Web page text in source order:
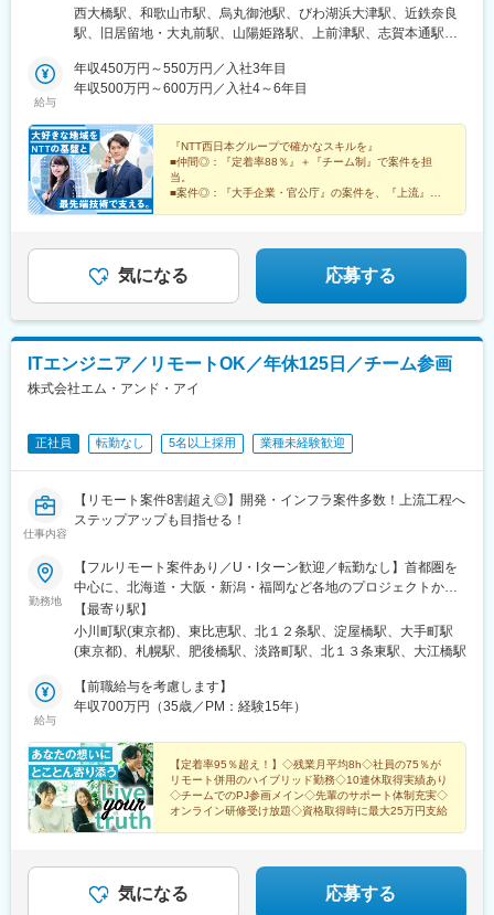
直帰も可能■コンサルティング営業【関西】和歌山・京都・滋賀・
兵庫【東海】静岡・岐阜・三重【北陸】石川・富山【中国】岡
熊本・大分・鹿児島・沖縄■セールスエンジニア（大阪・長崎以
外）【関西】和歌山・京都・滋賀・奈良・兵庫【東海】静岡・岐
【四国】愛媛・香川【九州】福岡・佐賀・熊本・大分・鹿児島・
宮崎・沖縄※入社後、転居を伴う転勤はございません（通勤可能な
範囲で勤務ビルが変更となる場合あり） ただし、更なるキャリ
アアップを希望した場合（グループ会社採用社員等）は転居を伴
う転勤の可能性がございます・・・【本社】大阪府大阪市都島区
西大橋駅、和歌山市駅、烏丸御池駅、びわ湖浜大津駅、近鉄奈良
駅、旧居留地・大丸前駅、山陽姫路駅、上前津駅、志賀本通駅、
気ビル前駅、新福井駅、敦賀駅、県庁前駅(広島県)、田町駅(岡山
県)、鳥取駅、湯田温泉駅、県庁前駅(愛媛県)、瓦町駅、大橋通
駅、宮崎駅、大分駅、新地中華街駅、九品寺交差点駅、天文館通
駅、壺川駅、阿波座駅、四条駅(京都市営)、三井寺駅、奈良駅、三
宮・花時計前駅、矢場町駅、平安通駅、新浜松駅、桜橋駅(富山
県)、福井駅(福井県)、紙屋町西駅、郵便局前駅、市役所前駅(愛媛
県)、栗林駅、高知城前駅、徳島駅、東比恵駅、平和通駅、メディ
烏丸駅、島ノ関駅、貿易センター駅、浜松駅、地鉄ビル前駅、福
井駅、原爆ドーム前駅、新西大寺町筋駅、大街道駅、花園駅(香川
給与
年収450万円～550万円／入社3年目
年収500万円～600万円／入社4～6年目
『NTT西日本グループで確かなスキルを』
■仲間◎：『定着率88％』＋『チーム制』で案件を担
当。
■案件◎：『大手企業・官公庁』の案件を、『上流』か
気になる 応募する
ITエンジニア／リモートOK／年休125日／チーム参画
株式会社エム・アンド・アイ
正社員 転勤なし 5名以上採用 業種未経験歓迎
仕事内容
【リモート案件8割超え◎】開発・インフラ案件多数！上流工程へ
ステップアップも目指せる！
勤務地
【フルリモート案件あり／U・Iターン歓迎／転勤なし】首都圏を
中心に、北海道・大阪・新潟・福岡など各地のプロジェクトから
希望を考慮して決定＜プロジェクト先＞■首都圏（東京都・神奈川
県・千葉県・埼玉県 など）■関西（大阪府 など）■北海道・甲信越
（北海道・新潟県 など）■九州（福岡県 など）＼POINT！／現
※勤務地はご希望を考慮の上、決定いたします※リモート勤務はス
キルレベルやご希望に応じて可能です＜拠点＞【本社】東京都千
県福岡市博多区比恵町1-1 楠本第7ビル6F【札幌営業所】北海道札
幌市北区北10条西4丁目 楠本第10ビル7F【大阪営業所】大阪府大
阪市中央区道修町4-1-1 武田御堂筋ビル2F※受動喫煙対策：あり
（プロジェクト先による）
【最寄り駅】
小川町駅(東京都)、東比恵駅、北１２条駅、淀屋橋駅、大手町駅
(東京都)、札幌駅、肥後橋駅、淡路町駅、北１３条東駅、大江橋駅
給与
【前職給与を考慮します】
年収700万円（35歳／PM：経験15年）
【定着率95％超え！】◇残業月平均8h◇社員の75％が
リモート併用のハイブリッド勤務◇10連休取得実績あり
◇チームでのPJ参画メイン◇先輩のサポート体制充実◇
オンライン研修受け放題◇資格取得時に最大25万円支給
気になる 応募する